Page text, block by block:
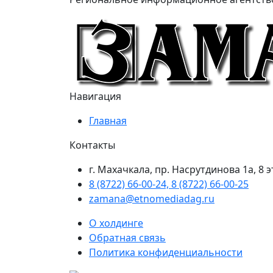
Навигация
Главная
Контакты
г. Махачкала, пр. Насрутдинова 1а, 8
8 (8722) 66-00-24, 8 (8722) 66-00-25
zamana@etnomediadag.ru
О холдинге
Обратная связь
Политика конфиденциальности